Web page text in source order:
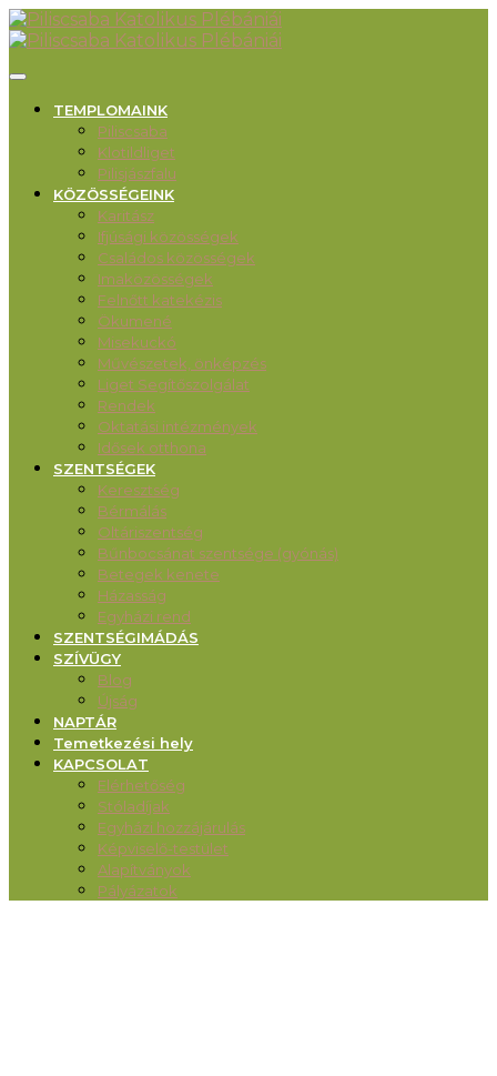
TEMPLOMAINK
Piliscsaba
Klotildliget
Pilisjászfalu
KÖZÖSSÉGEINK
Karitász
Ifjúsági közösségek
Családos közösségek
Imaközösségek
Felnőtt katekézis
Ökumené
Misekuckó
Művészetek, önképzés
Liget Segítőszolgálat
Rendek
Oktatási intézmények
Idősek otthona
SZENTSÉGEK
Keresztség
Bérmálás
Oltáriszentség
Bűnbocsánat szentsége (gyónás)
Betegek kenete
Házasság
Egyházi rend
SZENTSÉGIMÁDÁS
SZÍVÜGY
Blog
Újság
NAPTÁR
Temetkezési hely
KAPCSOLAT
Elérhetőség
Stóladíjak
Egyházi hozzájárulás
Képviselő-testület
Alapítványok
Pályázatok